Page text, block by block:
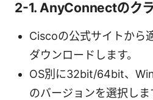
2-1. AnyConnectのク
Ciscoの公式サイトから
ダウンロードします。
OS別に32bit/64bit、
のバージョンを選択しま